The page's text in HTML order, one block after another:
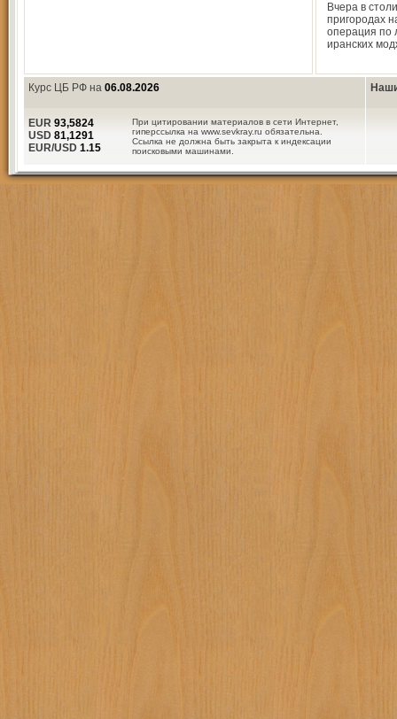
Вчера в
пригородах
операция по
иранских
Курс ЦБ РФ на 06.08.2026
При цитировании материалов в сети Интернет,
гиперссылка на www.sevkray.ru обязательна.
Ссылка не должна быть закрыта к индексации
поисковыми машинами.
EUR 93,5824
USD 81,1291
EUR/USD 1.15